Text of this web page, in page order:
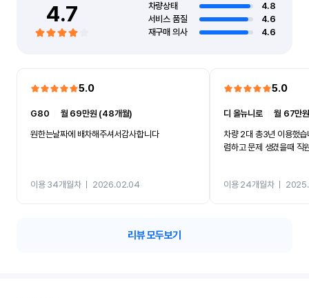
4.7 차량상태
4.8
서비스 품질
4.6
재구매 의사
4.6
5.0
G80
월 69만원 (48개월)
원한는날짜에 배차해주셔서감사합니다
이용 34개월차ㅣ 2026.02.04
5.0
디 올뉴니로ㅣ월 67만
차량 2대 총3년 이용했
렴하고 문제 생겼을때 직
이용 24개월차ㅣ
리뷰 모두보기